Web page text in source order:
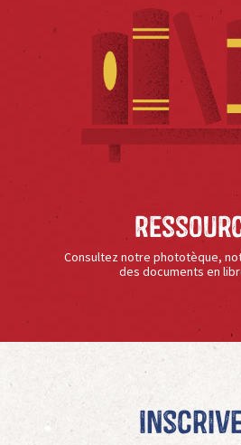
Consultez notre phototèque,
des documents en